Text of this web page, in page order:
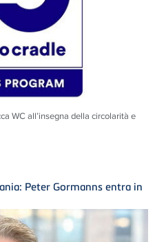
WC all’insegna della circolarità e
Peter Gormanns entra in